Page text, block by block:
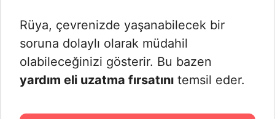
Rüya, çevrenizde yaşanabilecek bir
soruna dolaylı olarak müdahil
olabileceğinizi gösterir. Bu bazen
yardım eli uzatma fırsatını temsil eder.